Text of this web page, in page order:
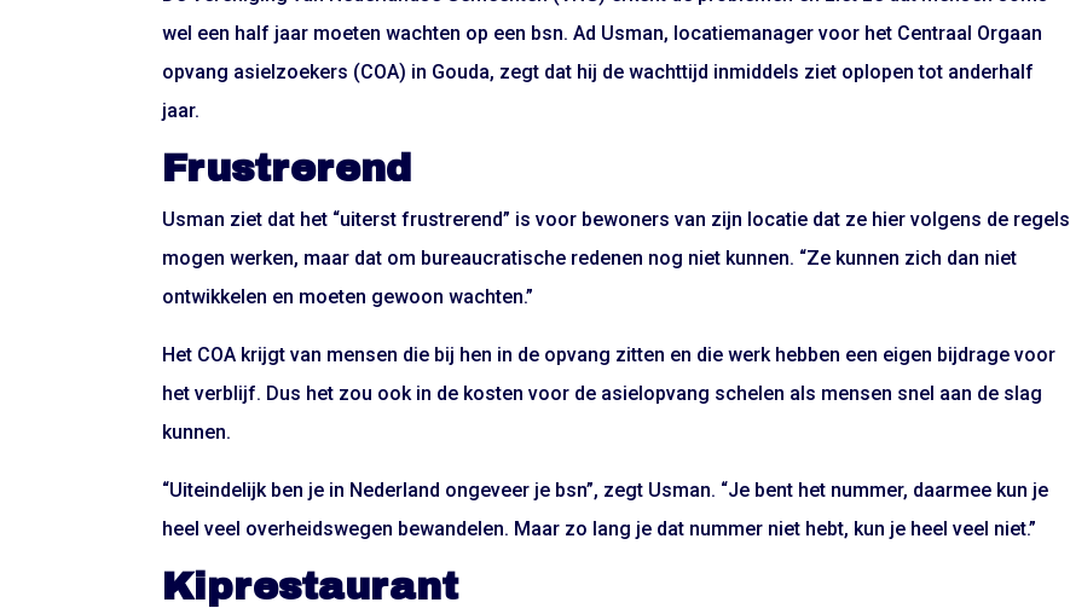
wel een half jaar moeten wachten op een bsn. Ad Usman, locatiemanager voor het Centraal Orgaan
opvang asielzoekers (COA) in Gouda, zegt dat hij de wachttijd inmiddels ziet oplopen tot anderhalf
jaar.
Frustrerend
Usman ziet dat het “uiterst frustrerend” is voor bewoners van zijn locatie dat ze hier volgens de regels
mogen werken, maar dat om bureaucratische redenen nog niet kunnen. “Ze kunnen zich dan niet
ontwikkelen en moeten gewoon wachten.”
Het COA krijgt van mensen die bij hen in de opvang zitten en die werk hebben een eigen bijdrage voor
het verblijf. Dus het zou ook in de kosten voor de asielopvang schelen als mensen snel aan de slag
kunnen.
“Uiteindelijk ben je in Nederland ongeveer je bsn”, zegt Usman. “Je bent het nummer, daarmee kun je
heel veel overheidswegen bewandelen. Maar zo lang je dat nummer niet hebt, kun je heel veel niet.”
Kiprestaurant